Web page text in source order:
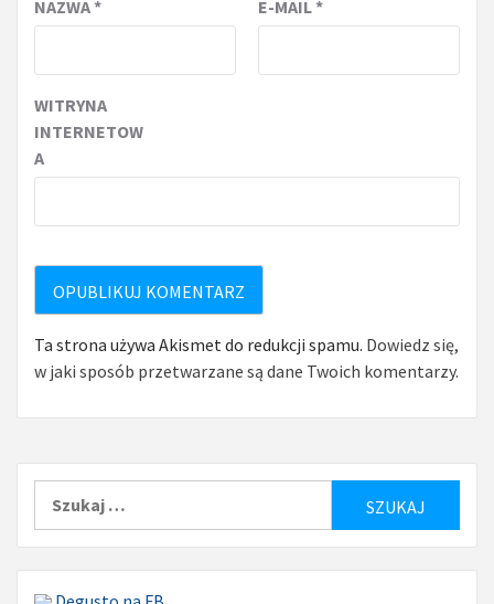
NAZWA* E-MAIL*
WITRYNA
INTERNETOW
A
Ta strona używa Akismet do redukcji spamu. Dowiedz się,
w jaki sposób przetwarzane są dane Twoich komentarzy.